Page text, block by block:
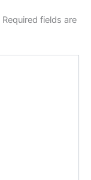
Required fields are